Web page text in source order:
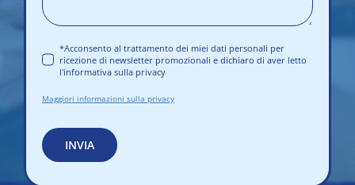
*Acconsento al trattamento dei miei dati personali per
ricezione di newsletter promozionali e dichiaro di aver letto
l'informativa sulla privacy
Maggiori informazioni sulla privacy
INVIA